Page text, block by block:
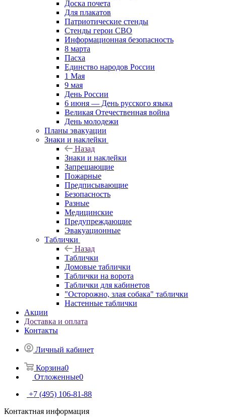
Доска почета
Для плакатов
Патриотические стенды
Стенды герои СВО
Информационная безопасность
8 марта
Пасха
Единство народов России
1 Мая
9 мая
День России
6 июня — День русского языка
Великая Отечественная война
День молодежи
Планы эвакуации
Знаки и наклейки
Назад
Знаки и наклейки
Запрещающие
Пожарные
Предписывающие
Безопасность
Разные
Медицинские
Предупреждающие
Эвакуационные
Таблички
Назад
Таблички
Домовые таблички
Таблички на ворота
Таблички для кабинетов
"Осторожно, злая собака" таблички
Настенные таблички
Акции
Доставка и оплата
Контакты
Личный кабинет
Корзина0
Отложенные0
+7 (495) 106-81-88
Контактная информация